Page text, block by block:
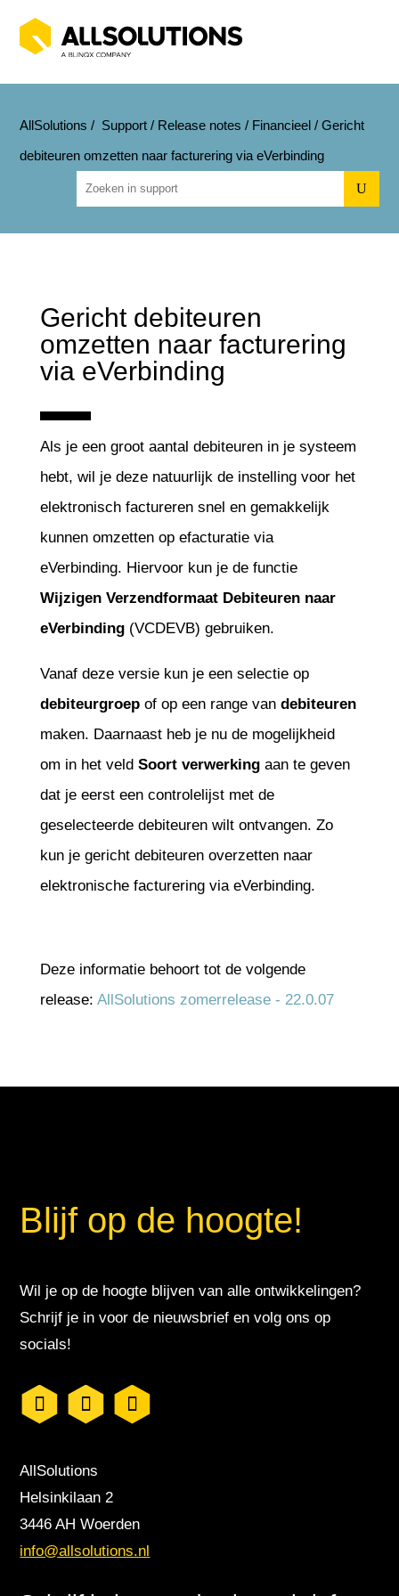
AllSolutions / Support/ Release notes / Financieel /Gericht
debiteuren omzetten naar facturering via eVerbinding
U
Gericht debiteuren
omzetten naar facturering
via eVerbinding
Als je een groot aantal debiteuren in je systeem
hebt, wil je deze natuurlijk de instelling voor het
elektronisch factureren snel en gemakkelijk
kunnen omzetten op efacturatie via
eVerbinding. Hiervoor kun je de functie
Wijzigen Verzendformaat Debiteuren naar
eVerbinding (VCDEVB) gebruiken.
Vanaf deze versie kun je een selectie op
debiteurgroep of op een range van debiteuren
maken. Daarnaast heb je nu de mogelijkheid
om in het veld Soort verwerkingaan te geven
dat je eerst een controlelijst met de
geselecteerde debiteuren wilt ontvangen. Zo
kun je gericht debiteuren overzetten naar
elektronische facturering via eVerbinding.
Deze informatie behoort tot de volgende
release: AllSolutions zomerrelease - 22.0.07
Blijf op de hoogte!
Wil je op de hoogte blijven van alle ontwikkelingen?
Schrijf je in voor de nieuwsbrief en volg ons op
socials!
AllSolutions
Helsinkilaan 2
3446 AH Woerden
info@allsolutions.nl